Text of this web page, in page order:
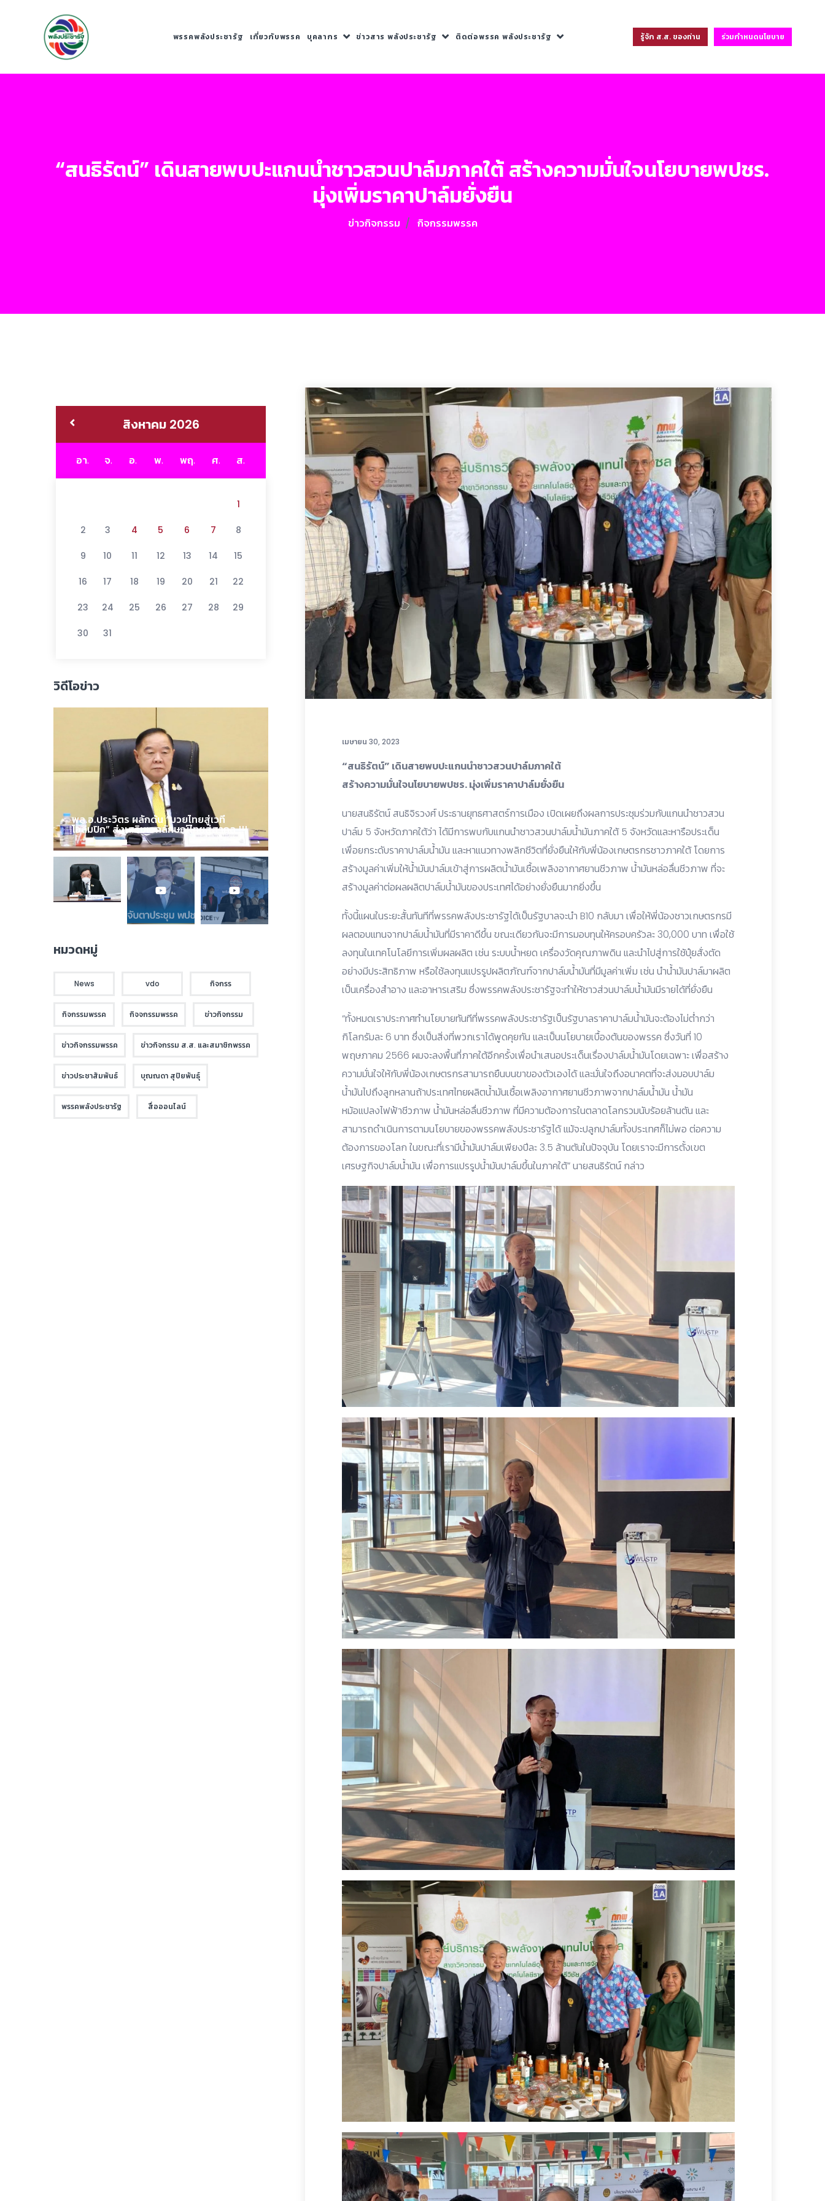
พรรคพลังประชารัฐ เกี่ยวกับพรรค บุคลากร ข่าวสาร พลังประชารัฐ ติดต่อพรรค พลังประชารัฐ รู้จัก ส.ส. ของท่าน ร่วมกำหนดนโยบาย
“สนธิรัตน์” เดินสายพบปะแกนนำชาวสวนปาล์มภาคใต้ สร้างความมั่นใจนโยบายพปชร.
มุ่งเพิ่มราคาปาล์มยั่งยืน
ข่าวกิจกรรม กิจกรรมพรรค
เมษายน 30, 2023
“สนธิรัตน์” เดินสายพบปะแกนนำชาวสวนปาล์มภาคใต้
สร้างความมั่นใจนโยบายพปชร. มุ่งเพิ่มราคาปาล์มยั่งยืน
นายสนธิรัตน์ สนธิจิรวงศ์ ประธานยุทธศาสตร์การเมือง เปิดเผยถึงผลการประชุมร่วมกับแกนนำชาวสวน
ปาล์ม 5 จังหวัดภาคใต้ว่า ได้มีการพบกับแกนนำชาวสวนปาล์มน้ำมันภาคใต้ 5 จังหวัดและหารือประเด็น
เพื่อยกระดับราคาปาล์มน้ำมัน และหาแนวทางพลิกชีวิตที่ยั่งยืนให้กับพี่น้องเกษตรกรชาวภาคใต้ โดยการ
สร้างมูลค่าเพิ่มให้น้ำมันปาล์มเข้าสู่การผลิตน้ำมันเชื้อเพลิงอากาศยานชีวภาพ น้ำมันหล่อลื่นชีวภาพ ที่จะ
สร้างมูลค่าต่อผลผลิตปาล์มน้ำมันของประเทศได้อย่างยั่งยืนมากยิ่งขึ้น
ทั้งนี้แผนในระยะสั้นทันทีที่พรรคพลังประชารัฐได้เป็นรัฐบาลจะนำ B10 กลับมา เพื่อให้พี่น้องชาวเกษตรกรมี
ผลตอบแทนจากปาล์มน้ำมันที่มีราคาดีขึ้น ขณะเดียวกันจะมีการมอบทุนให้ครอบครัวละ 30,000 บาท เพื่อใช้
ลงทุนในเทคโนโลยีการเพิ่มผลผลิต เช่น ระบบน้ำหยด เครื่องวัดคุณภาพดิน และนำไปสู่การใช้ปุ๋ยสั่งตัด
อย่างมีประสิทธิภาพ หรือใช้ลงทุนแปรรูปผลิตภัณฑ์จากปาล์มน้ำมันที่มีมูลค่าเพิ่ม เช่น นำน้ำมันปาล์มาผลิต
เป็นเครื่องสำอาง และอาหารเสริม ซึ่งพรรคพลังประชารัฐจะทำให้ชาวส่วนปาล์มน้ำมันมีรายได้ที่ยั่งยืน
“ทั้งหมดเราประกาศทำนโยบายทันทีที่พรรคพลังประชารัฐเป็นรัฐบาลราคาปาล์มน้ำมันจะต้องไม่ต่ำกว่า
กิโลกรัมละ 6 บาท ซึ่งเป็นสิ่งที่พวกเราได้พูดคุยกัน และเป็นนโยบายเบื้องต้นของพรรค ซึ่งวันที่ 10
พฤษภาคม 2566 ผมจะลงพื้นที่ภาคใต้อีกครั้งเพื่อนำเสนอประเด็นเรื่องปาล์มน้ำมันโดยเฉพาะ เพื่อสร้าง
ความมั่นใจให้กับพี่น้องเกษตรกรสามารถยืนบนขาของตัวเองได้ และมั่นใจถึงอนาคตที่จะส่งมอบปาล์ม
น้ำมันไปถึงลูกหลานถ้าประเทศไทยผลิตน้ำมันเชื้อเพลิงอากาศยานชีวภาพจากปาล์มน้ำมัน น้ำมัน
หม้อแปลงไฟฟ้าชีวภาพ น้ำมันหล่อลื่นชีวภาพ ที่มีความต้องการในตลาดโลกรวมนับร้อยล้านตัน และ
สามารถดำเนินการตามนโยบายของพรรคพลังประชารัฐได้ แม้จะปลูกปาล์มทั้งประเทศก็ไม่พอ ต่อความ
ต้องการของโลก ในขณะที่เรามีน้ำมันปาล์มเพียงปีละ 3.5 ล้านตันในปัจจุบัน โดยเราจะมีการตั้งเขต
เศรษฐกิจปาล์มน้ำมัน เพื่อการแปรรูปน้ำมันปาล์มขึ้นในภาคใต้” นายสนธิรัตน์ กล่าว
สิงหาคม 2026
อา. จ. อ. พ. พฤ. ศ. ส.
1
2 3 4 5 6 7 8
9 10 11 12 13 14 15
16 17 18 19 20 21 22
23 24 25 26 27 28 29
30 31
วิดีโอข่าว
พล.อ.ประวิตร ผลักดัน “มวยไทยสู่เวที
โอลิมปิก” ส่งเสริมเอกลักษณ์ไทยสู่สากล !!!
หมวดหมู่
News vdo กิจกรร
กิจกรรมพรรค กิจจกรรมพรรค ข่าวกิจกรรม
ข่าวกิจกรรมพรรค ข่าวกิจกรรม ส.ส. และสมาชิกพรรค
ข่าวประชาสัมพันธ์ บุณณดา สุปิยพันธุ์
พรรคพลังประชารัฐ สื่อออนไลน์